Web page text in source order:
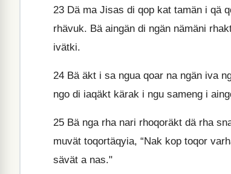
23 Dä ma Jisas di qop kat tamän i qä
rhävuk. Bä aingän di ngän nämäni
ivätki.
24 Bä äkt i sa ngua qoar na ngän iva
ngo di iaqäkt kärak i ngu sameng i
25 Bä nga rha nari rhoqoräkt dä rha
muvät toqortäqyia, “Nak kop toqor
sävät a nas."